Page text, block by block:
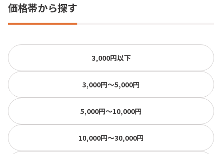
価格帯から探す
3,000円以下
3,000円〜5,000円
5,000円〜10,000円
10,000円〜30,000円